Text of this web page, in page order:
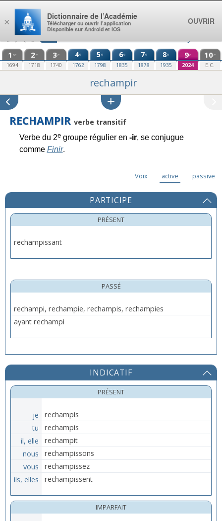
Aller au contenu
1 re
1694
2e
1718
3e
1740
4e
1762
5e
1798
6e
1835
7e
1878
8e
1935
9e
2024
10e
E.C.
rechampir
RECHAMPIR verbe transitif
Verbe du 2egroupe régulier en -ir, se conjugue
comme Finir.
Voix active passive
PARTICIPE
PRÉSENT
rechampissant
PASSÉ
rechampi, rechampie, rechampis, rechampies
ayant rechampi
INDICATIF
PRÉSENT
je
rechampis
tu
rechampis
il, elle
rechampit
nous
rechampissons
vous
rechampissez
ils, elles
rechampissent
IMPARFAIT
×
Dictionnaire de l’Académie
Télécharger ou ouvrir l’application
Disponible sur Android et iOS
OUVRIR